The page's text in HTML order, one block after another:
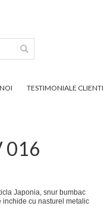
TESTIMONIALE CLIENTI
016
Japonia, snur bumbac
inchide cu nasturel metalic